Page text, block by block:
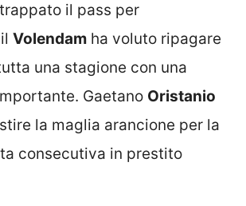
il pass per
Volendam ha voluto ripagare
una stagione con una
Gaetano Oristanio
la maglia arancione per la
consecutiva in prestito